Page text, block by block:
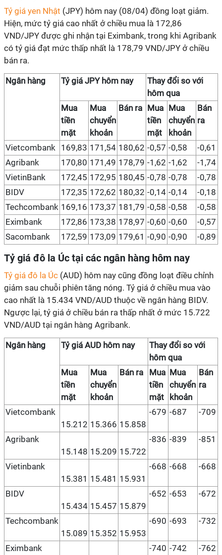
Tỷ giá yen Nhật (JPY) hôm nay (08/04) đồng loạt giảm.
Hiện, mức tỷ giá cao nhất ở chiều mua là 172,86
VND/JPY được ghi nhận tại Eximbank, trong khi Agribank
có tỷ giá đạt mức thấp nhất là 178,79 VND/JPY ở chiều
bán ra.
Ngân hàng Tỷ giá JPY hôm nay
Thay đổi so với
hôm qua
Mua
tiền
mặt
Mua
chuyển
khoản
Bán ra Mua
tiền
mặt
Mua
chuyển
khoản
Bán
ra
Vietcombank 169,83 171,54 180,62 -0,57 -0,58
-0,61
Agribank
170,80 171,49 178,79 -1,62 -1,62
-1,74
VietinBank
172,45 172,95 180,45 -0,78 -0,78
-0,78
BIDV
172,35 172,62 180,32 -0,14 -0,14
-0,18
Techcombank 169,16 173,37 181,79 -0,58 -0,58
-0,58
Eximbank
172,86 173,38 178,97 -0,60 -0,60
-0,57
Sacombank
172,59 173,09 179,61 -0,90 -0,90 -0,89
Tỷ giá đô la Úc tại các ngân hàng hôm nay
Tỷ giá đô la Úc (AUD) hôm nay cũng đồng loạt điều chỉnh
giảm sau chuỗi phiên tăng nóng. Tỷ giá ở chiều mua vào
cao nhất là 15.434 VND/AUD thuộc về ngân hàng BIDV.
Ngược lại, tỷ giá ở chiều bán ra thấp nhất ở mức 15.722
VND/AUD tại ngân hàng Agribank.
Ngân hàng Tỷ giá AUD hôm nay
Thay đổi so với
hôm qua
Mua
tiền
mặt
Mua
chuyển
khoản
Bán ra
Mua
tiền
mặt
Mua
chuyển
khoản
Bán
ra
Vietcombank
15.212 15.366 15.858
-679 -687 -709
Agribank
15.148 15.209 15.722
-836 -839 -851
Vietinbank
15.381 15.481 15.931
-668 -668 -668
BIDV
15.434 15.457 15.879
-652 -653 -672
Techcombank
15.089 15.352 15.953
-690 -693 -732
Eximbank
-740 -742 -762